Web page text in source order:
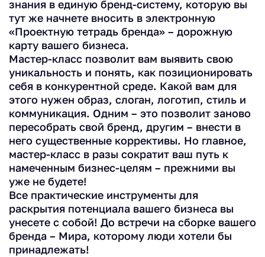
знания в единую бренд-систему, которую вы
тут же начнете вносить в электронную
«Проектную тетрадь бренда» – дорожную
карту вашего бизнеса.
Мастер-класс позволит вам выявить свою
уникальность и понять, как позиционировать
себя в конкурентной среде. Какой вам для
этого нужен образ, слоган, логотип, стиль и
коммуникация. Одним – это позволит заново
пересобрать свой бренд, другим – внести в
него существенные коррективы. Но главное,
мастер-класс в разы сократит ваш путь к
намеченным бизнес-целям – прежними вы
уже не будете!
Все практические инструменты для
раскрытия потенциала вашего бизнеса вы
унесете с собой! До встречи на сборке вашего
бренда – Мира, которому люди хотели бы
принадлежать!